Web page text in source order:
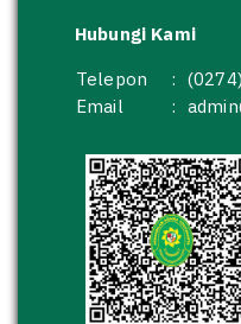
Hubungi Kami
Telepon
:
Email
: